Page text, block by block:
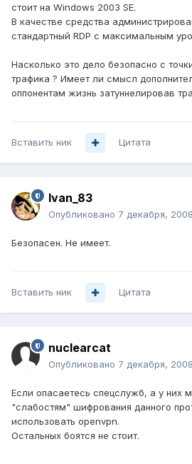
стоит на Windows 2003 SE.
В качестве средства
стандартный RDP с максимальным
Насколько это дело безопасно с
трафика ? Имеет ли смысл
оппонентам жизнь затуннелировав
Вставить ник Цитата
Ivan_83
Опубликовано 7 декабря, 2008
Безопасен. Не имеет.
Вставить ник Цитата
nuclearcat
Опубликовано 7 декабря, 2008
Если опасаетесь спецслужб, а у них
"слабостям" шифрования данного
использовать openvpn.
Остальных боятся не стоит.